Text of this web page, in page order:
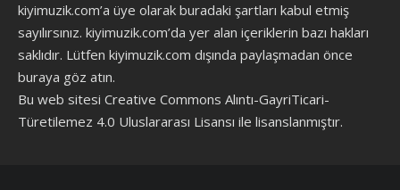
kiyimuzik.com’a üye olarak buradaki şartları kabul etmiş
sayılırsınız. kiyimuzik.com’da yer alan içeriklerin bazı hakları
saklıdır. Lütfen kiyimuzik.com dışında paylaşmadan önce
buraya göz atın.
Bu web sitesi Creative Commons Alıntı-GayriTicari-
Türetilemez 4.0 Uluslararası Lisansı ile lisanslanmıştır.